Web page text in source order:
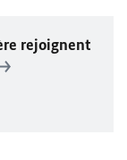
rejoignent